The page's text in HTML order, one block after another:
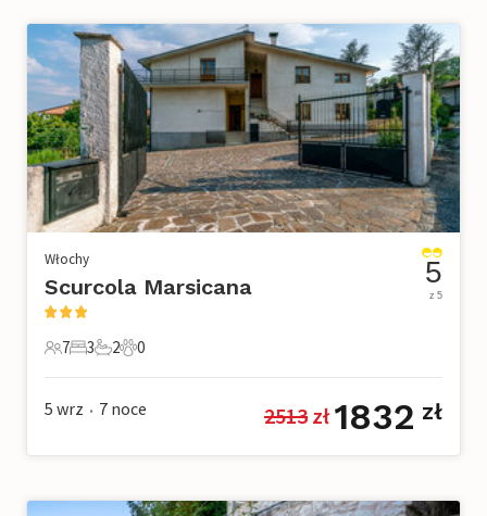
Włochy
Scurcola Marsicana
7 Goście
7
3 Sypialnie
3
2 Łazienki
2
0 Zwierzęta domowe
0
5
z 5
5 wrz • 7 noce 2513 zł 1832 zł